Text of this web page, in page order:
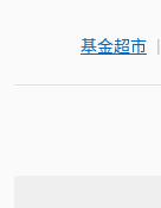
基金超市 |